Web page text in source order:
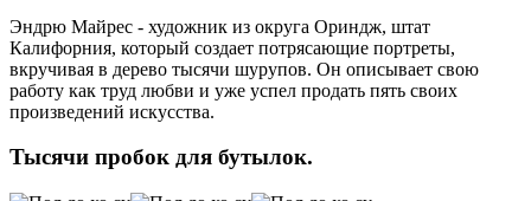
Эндрю Майрес - художник из округа Ориндж, штат
Калифорния, который создает потрясающие портреты,
вкручивая в дерево тысячи шурупов. Он описывает свою
работу как труд любви и уже успел продать пять своих
произведений искусства.
Тысячи пробок для бутылок.